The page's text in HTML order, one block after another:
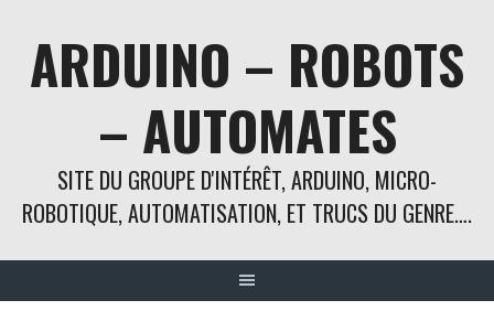
contenuARDUINO – ROBOTS
– AUTOMATES
SITE DU GROUPE D'INTÉRÊT, ARDUINO, MICRO-
ROBOTIQUE, AUTOMATISATION, ET TRUCS DU GENRE….